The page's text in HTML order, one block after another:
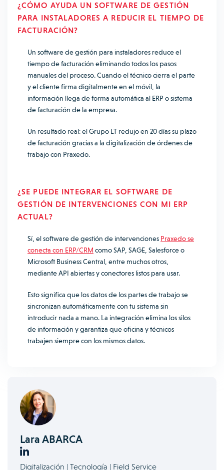
¿CÓMO AYUDA UN SOFTWARE DE GESTIÓN
PARA INSTALADORES A REDUCIR EL TIEMPO DE
FACTURACIÓN?
Un software de gestión para instaladores reduce el
tiempo de facturación eliminando todos los pasos
manuales del proceso. Cuando el técnico cierra el parte
y el cliente firma digitalmente en el móvil, la
información llega de forma automática al ERP o sistema
de facturación de la empresa.
Un resultado real: el Grupo LT redujo en 20 días su plazo
de facturación gracias a la digitalización de órdenes de
trabajo con Praxedo.
¿SE PUEDE INTEGRAR EL SOFTWARE DE
GESTIÓN DE INTERVENCIONES CON MI ERP
ACTUAL?
Sí, el software de gestión de intervenciones Praxedo se
conecta con ERP/CRM como SAP, SAGE, Salesforce o
Microsoft Business Central, entre muchos otros,
mediante API abiertas y conectores listos para usar.
Esto significa que los datos de los partes de trabajo se
sincronizan automáticamente con tu sistema sin
introducir nada a mano. La integración elimina los silos
de información y garantiza que oficina y técnicos
trabajen siempre con los mismos datos.
Lara ABARCA
Digitalización | Tecnología | Field Service